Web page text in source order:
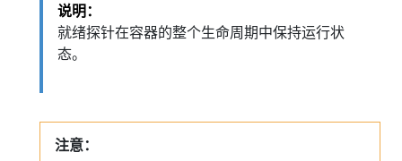
说明：
就绪探针在容器的整个生命周期中保持运行状
态。
注意：